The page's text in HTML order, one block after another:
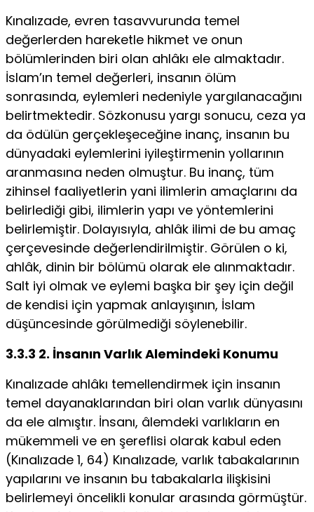
Kınalızade, evren tasavvurunda temel
değerlerden hareketle hikmet ve onun
bölümlerinden biri olan ahlâkı ele almaktadır.
İslam’ın temel değerleri, insanın ölüm
sonrasında, eylemleri nedeniyle yargılanacağını
belirtmektedir. Sözkonusu yargı sonucu, ceza ya
da ödülün gerçekleşeceğine inanç, insanın bu
dünyadaki eylemlerini iyileştirmenin yollarının
aranmasına neden olmuştur. Bu inanç, tüm
zihinsel faaliyetlerin yani ilimlerin amaçlarını da
belirlediği gibi, ilimlerin yapı ve yöntemlerini
belirlemiştir. Dolayısıyla, ahlâk ilimi de bu amaç
çerçevesinde değerlendirilmiştir. Görülen o ki,
ahlâk, dinin bir bölümü olarak ele alınmakta­dır.
Salt iyi olmak ve eylemi başka bir şey için değil
de kendisi için yapmak an­layışının, İslam
düşüncesinde görülmediği söylenebilir.
3.3.3 2. İnsanın Varlık Alemindeki Konumu
Kınalızade ahlâkı temellendirmek için insanın
temel dayanaklarından biri olan varlık dünyasını
da ele almıştır. İnsanı, âlemdeki varlıkların en
mükemmeli ve en şereflisi olarak kabul eden
(Kınalızade 1, 64) Kınalızade, varlık tabakala­rının
yapılarını ve insanın bu tabakalarla ilişkisini
belirlemeyi öncelikli konular arasında görmüştür.